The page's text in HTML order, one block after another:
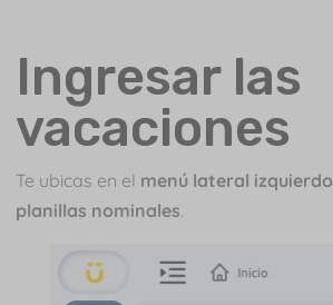
Ingresar las
vacaciones
Te ubicas en el menú lateral izquierdo
planillas nominales.